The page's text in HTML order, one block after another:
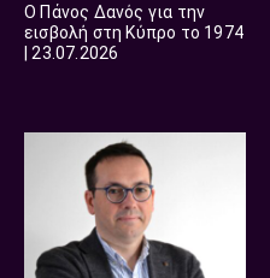
Ο Πάνος Δανός για την
εισβολή στη Κύπρο το 1974
| 23.07.2026